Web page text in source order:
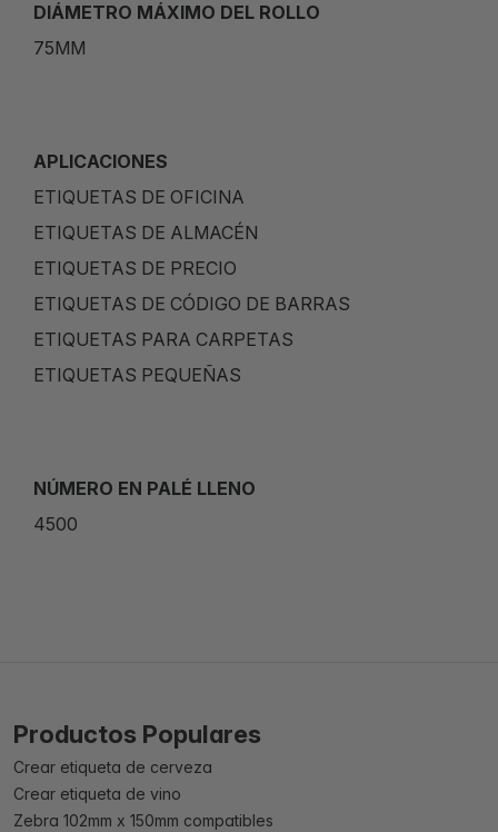
DIÁMETRO MÁXIMO DEL ROLLO
75MM
APLICACIONES
ETIQUETAS DE OFICINA
ETIQUETAS DE ALMACÉN
ETIQUETAS DE PRECIO
ETIQUETAS DE CÓDIGO DE BARRAS
ETIQUETAS PARA CARPETAS
ETIQUETAS PEQUEÑAS
NÚMERO EN PALÉ LLENO
4500
Productos Populares
Crear etiqueta de cerveza
Crear etiqueta de vino
Zebra 102mm x 150mm compatibles